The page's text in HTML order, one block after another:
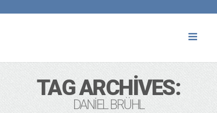
TAG ARCHIVES:
DANIEL BRÜHL